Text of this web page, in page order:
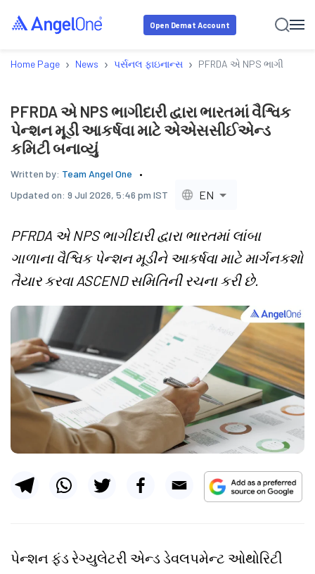
Open Demat Account
Home Page › News › પર્સનલ ફાઇનાન્સ › PFRDA એ NPS ભાગીદારી
PFRDA એ NPS ભાગીદારી દ્વારા ભારતમાં વૈશ્વિક
પેન્શન મૂડી આકર્ષવા માટે એએસસીઈએન્ડ
કમિટી બનાવ્યું
Written by: Team Angel One
Updated on: 9 Jul 2026, 5:46 pm IST EN
PFRDA એ NPS ભાગીદારી દ્વારા ભારતમાં લાંબા
ગાળાના વૈશ્વિક પેન્શન મૂડીને આકર્ષવા માટે માર્ગનકશો
તૈયાર કરવા ASCEND સમિતિની રચના કરી છે.
પેન્શન ફંડ રેગ્યુલેટરી એન્ડ ડેવલપમેન્ટ ઓથોરિટી